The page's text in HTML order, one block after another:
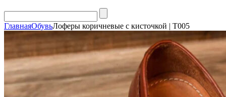
ГлавнаяОбувьЛоферы коричневые с кисточкой | Т005